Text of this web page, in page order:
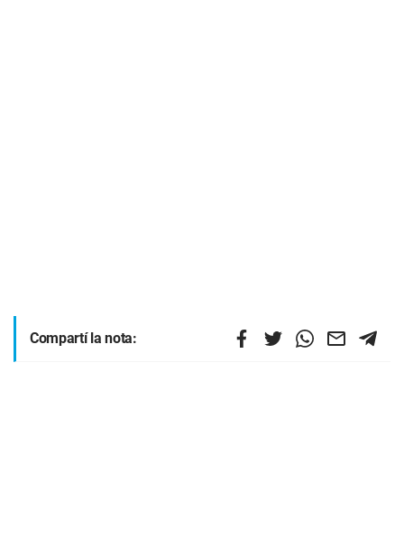
Compartí la nota: